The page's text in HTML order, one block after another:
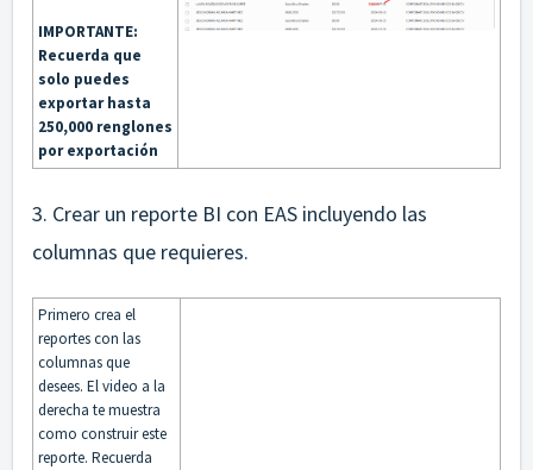
IMPORTANTE:
Recuerda que
solo puedes
exportar hasta
250,000 renglones
por exportación
3. Crear un reporte BI con EAS incluyendo las
columnas que requieres.
Primero crea el
reportes con las
columnas que
desees. El video a la
derecha te muestra
como construir este
reporte. Recuerda